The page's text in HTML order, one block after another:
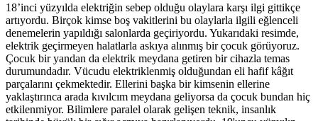
18’inci yüzyılda elektriğin sebep olduğu olaylara karşı ilgi gittikçe
artıyordu. Birçok kimse boş vakitlerini bu olaylarla ilgili eğlenceli
denemelerin yapıldığı salonlarda geçiriyordu. Yukarıdaki resimde,
elektrik geçirmeyen halatlarla askıya alınmış bir çocuk görüyoruz.
Çocuk bir yandan da elektrik meydana getiren bir cihazla temas
durumundadır. Vücudu elektriklenmiş olduğundan eli hafif kâğıt
parçalarını çekmektedir. Ellerini başka bir kimsenin ellerine
yaklaştırınca arada kıvılcım meydana geliyorsa da çocuk bundan hiç
etkilenmiyor. Bilimlere paralel olarak gelişen teknik, insanlık